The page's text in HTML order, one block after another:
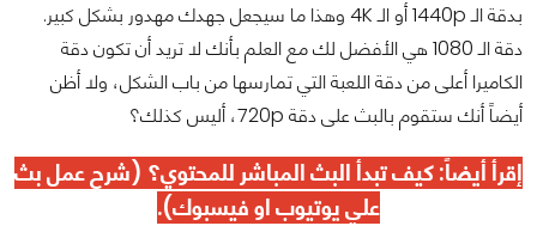
بدقة الـ 1440p أو الـ 4K وهذا ما سيجعل جهدك مهدور بشكل كبير.
دقة الـ 1080 هي الأفضل لك مع العلم بأنك لا تريد أن تكون دقة
الكاميرا أعلى من دقة اللعبة التي تمارسها من باب الشكل، ولا أظن
أيضاً أنك ستقوم بالبث على دقة 720p، أليس كذلك؟
إقرأ أيضاً:كيف تبدأ البث المباشر للمحتوي؟ (شرح عمل بث
علي يوتيوب او فيسبوك).